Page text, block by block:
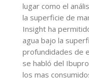
lugar como el
la superficie de
Insight ha
agua bajo la
profundidades de
se habló del
los mas